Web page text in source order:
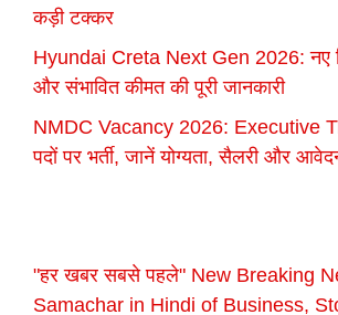
कड़ी टक्कर
Hyundai Creta Next Gen 2026: नए
और संभावित कीमत की पूरी जानकारी
NMDC Vacancy 2026: Executive
पदों पर भर्ती, जानें योग्यता, सैलरी और
"हर खबर सबसे पहले" New Breaking
Samachar in Hindi of Business,